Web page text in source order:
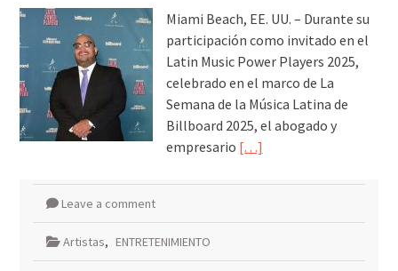
Miami Beach, EE. UU. – Durante su
participación como invitado en el
Latin Music Power Players 2025,
celebrado en el marco de La
Semana de la Música Latina de
Billboard 2025, el abogado y
empresario […]
Leave a comment
Artistas, ENTRETENIMIENTO